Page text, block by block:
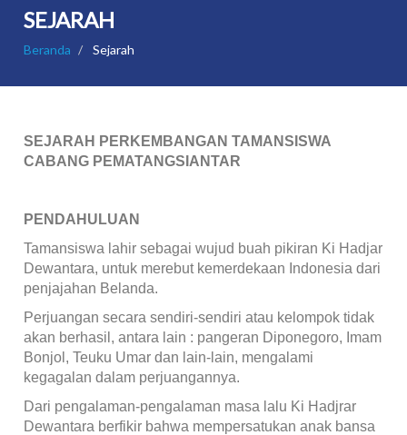
SEJARAH
Beranda Sejarah
SEJARAH PERKEMBANGAN TAMANSISWA
CABANG PEMATANGSIANTAR
PENDAHULUAN
Tamansiswa lahir sebagai wujud buah pikiran Ki Hadjar
Dewantara, untuk merebut kemerdekaan Indonesia dari
penjajahan Belanda.
Perjuangan secara sendiri-sendiri atau kelompok tidak
akan berhasil, antara lain : pangeran Diponegoro, Imam
Bonjol, Teuku Umar dan lain-lain, mengalami
kegagalan dalam perjuangannya.
Dari pengalaman-pengalaman masa lalu Ki Hadjrar
Dewantara berfikir bahwa mempersatukan anak bansa